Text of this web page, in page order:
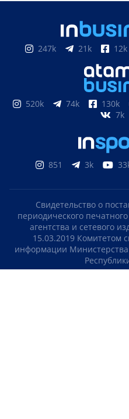
247k 21k 12k
520k 74k 130k
7k
851 3k
Свидетельство о
периодического
агентства и сетевого
15.03.2019 Комитетом
информации